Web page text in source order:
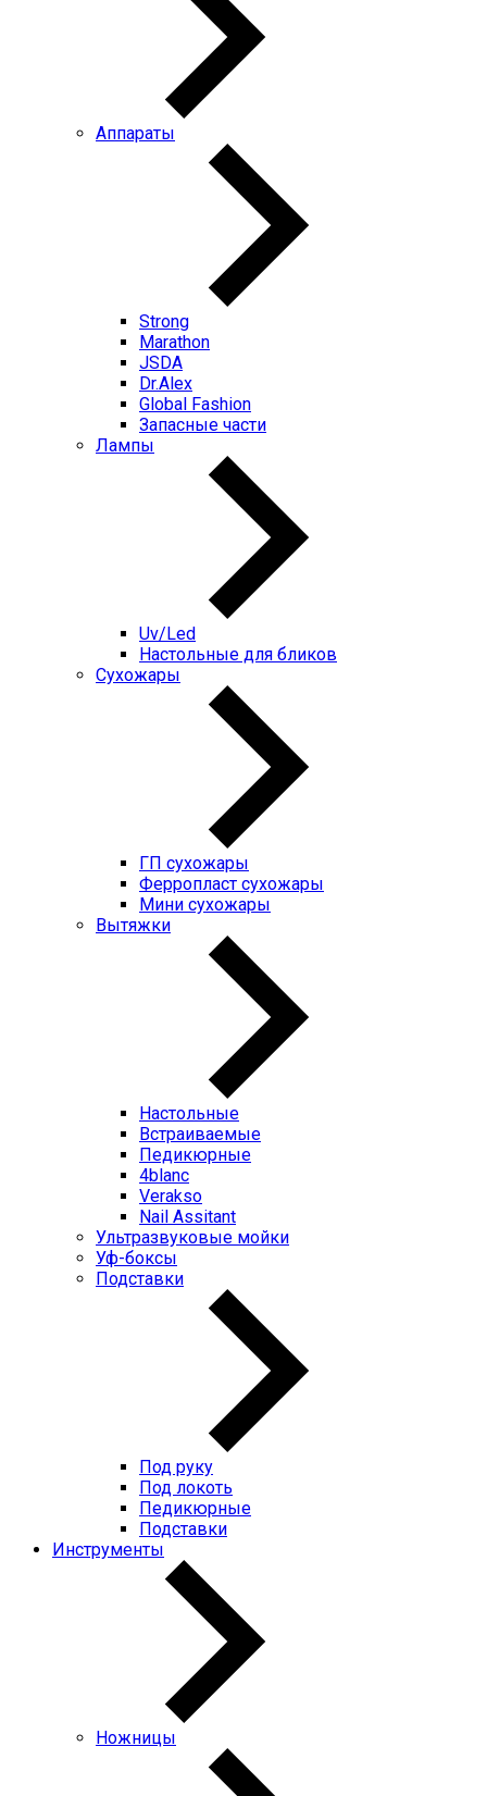
Аппараты
Strong
Marathon
JSDA
Dr.Alex
Global Fashion
Запасные части
Лампы
Uv/Led
Настольные для бликов
Сухожары
ГП cухожары
Ферропласт cухожары
Мини cухожары
Вытяжки
Настольные
Встраиваемые
Педикюрные
4blanc
Verakso
Nail Assitant
Ультразвуковые мойки
Уф-боксы
Подставки
Под руку
Под локоть
Педикюрные
Подставки
Инструменты
Ножницы